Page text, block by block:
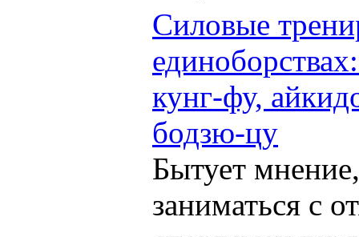
Силовые
кунг-фу,
бодзю-цу
Бытует
заниматься с